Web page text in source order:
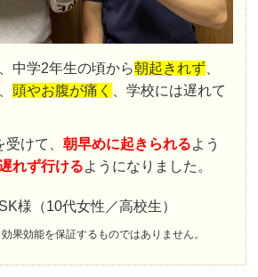
中学2年生の頃から朝起きれず
、頭やお腹が痛く
、学校には遅れて
受けて、朝早めに起きられるよう
れず行けるようになりました。
様（10代女性／高校生）
果効能を保証するものではありません。